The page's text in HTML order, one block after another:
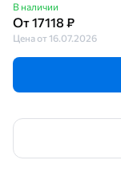
В наличии
От 17118 ₽
Цена от 16.07.2026